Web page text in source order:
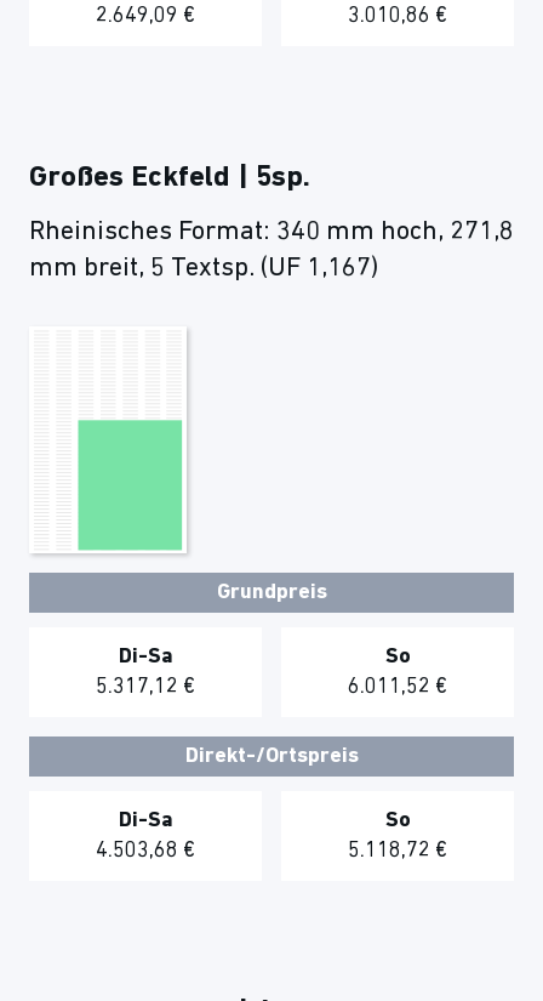
2.649,09 €
3.010,86 €
Großes Eckfeld | 5sp.
Rheinisches Format: 340 mm hoch, 271,8
mm breit, 5 Textsp. (UF 1,167)
Grundpreis
Di-Sa
5.317,12 €
So
6.011,52 €
Direkt-/Ortspreis
Di-Sa
4.503,68 €
So
5.118,72 €